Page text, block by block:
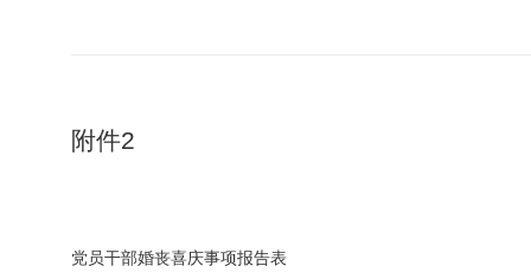
附件2
党员干部婚丧喜庆事项报告表